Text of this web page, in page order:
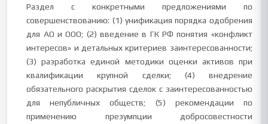
Раздел с конкретными предложениями по
совершенствованию: (1) унификация порядка одобрения
для АО и ООО; (2) введение в ГК РФ понятия «конфликт
интересов» и детальных критериев заинтересованности;
(3) разработка единой методики оценки активов при
квалификации крупной сделки; (4) внедрение
обязательного раскрытия сделок с заинтересованностью
для непубличных обществ; (5) рекомендации по
применению презумпции добросовестности